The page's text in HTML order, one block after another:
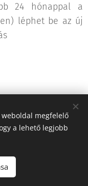
24 hónappal a
léphet be az új
megfelelő
a lehető legjobb